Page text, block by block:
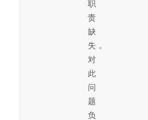
职
责
缺
失，
对
此
问
题
负